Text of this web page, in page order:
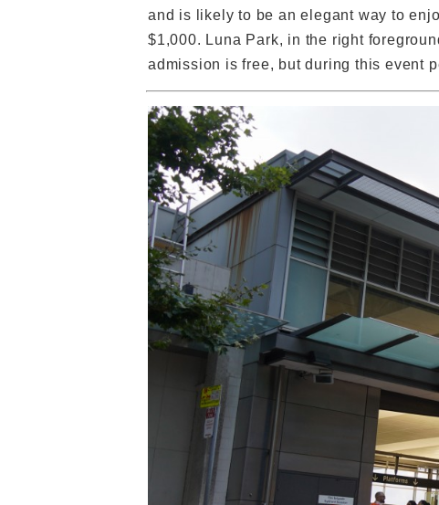
and is likely to be an elegant way to
$1,000. Luna Park, in the right
admission is free, but during this event